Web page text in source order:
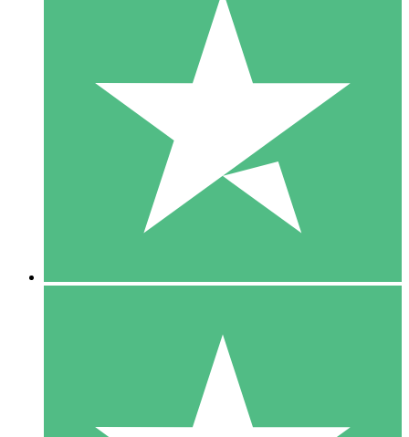
Packs de Crédits Individuels
Payez à l'utilisation avec des crédits de téléchargement. Sans
1 Téléchargement
10 00
10 Téléchargements
20 00